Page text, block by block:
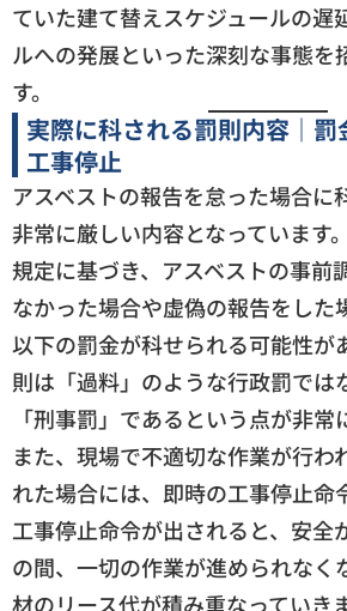
ていた建て替えスケジュールの遅
ルへの発展といった深刻な事態を
す。
実際に科される罰則内容｜罰
工事停止
アスベストの報告を怠った場合に
非常に厳しい内容となっています
規定に基づき、アスベストの事前
なかった場合や虚偽の報告をした
以下の罰金が科せられる可能性が
則は「過料」のような行政罰では
「刑事罰」であるという点が非常
また、現場で不適切な作業が行わ
れた場合には、即時の工事停止命
工事停止命令が出されると、安全
の間、一切の作業が進められなく
材のリース代が積み重なっていき